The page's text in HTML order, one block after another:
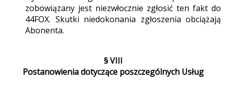
zobowiązany jest niezwłocznie zgłosić ten fakt do
44FOX. Skutki niedokonania zgłoszenia obciążają
Abonenta.
§ VIII
Postanowienia dotyczące poszczególnych Usług